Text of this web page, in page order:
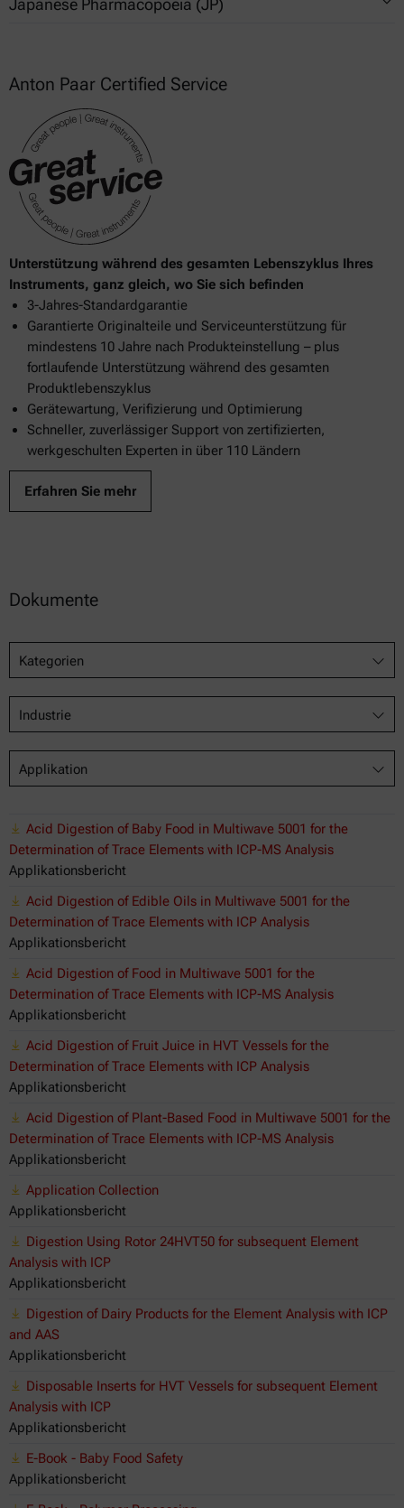
922
D7879
14083
14332
14627
14902
15297
15763
15764
15765
K 0050
Japanese Pharmacopoeia (JP)
Anton Paar Certified Service
Unterstützung während des gesamten Lebenszyklus Ihres
Instruments, ganz gleich, wo Sie sich befinden
3-Jahres-Standardgarantie
Garantierte Originalteile und Serviceunterstützung für
mindestens 10 Jahre nach Produkteinstellung – plus
fortlaufende Unterstützung während des gesamten
Produktlebenszyklus
Gerätewartung, Verifizierung und Optimierung
Schneller, zuverlässiger Support von zertifizierten,
werkgeschulten Experten in über 110 Ländern
Erfahren Sie mehr
Dokumente
Kategorien
Industrie
Applikation
Acid Digestion of Baby Food in Multiwave 5001 for the
Determination of Trace Elements with ICP-MS Analysis
Applikationsbericht
Acid Digestion of Edible Oils in Multiwave 5001 for the
Determination of Trace Elements with ICP Analysis
Applikationsbericht
Acid Digestion of Food in Multiwave 5001 for the
Determination of Trace Elements with ICP-MS Analysis
Applikationsbericht
Acid Digestion of Fruit Juice in HVT Vessels for the
Determination of Trace Elements with ICP Analysis
Applikationsbericht
Acid Digestion of Plant-Based Food in Multiwave 5001 for the
Determination of Trace Elements with ICP-MS Analysis
Applikationsbericht
Application Collection
Applikationsbericht
Digestion Using Rotor 24HVT50 for subsequent Element
Analysis with ICP
Applikationsbericht
Digestion of Dairy Products for the Element Analysis with ICP
and AAS
Applikationsbericht
Disposable Inserts for HVT Vessels for subsequent Element
Analysis with ICP
Applikationsbericht
E-Book - Baby Food Safety
Applikationsbericht